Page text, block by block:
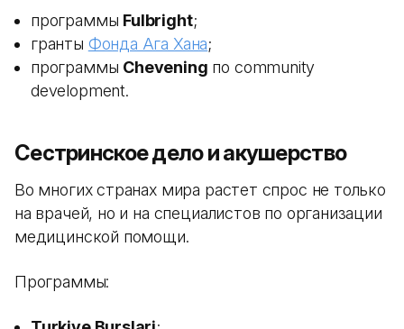
программы Fulbright;
гранты Фонда Ага Хана;
программы Chevening по community
development.
Сестринское дело и акушерство
Во многих странах мира растет спрос не только
на врачей, но и на специалистов по организации
медицинской помощи.
Программы: